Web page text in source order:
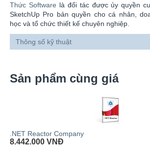
Thức Software là đối tác được ủy quyền
SketchUp Pro bản quyền cho cá nhân,
học và tổ chức thiết kế chuyên nghiệp.
Thông số kỹ thuật
Sản phẩm cùng giá
.NET Reactor Company
8.442.000 VNĐ